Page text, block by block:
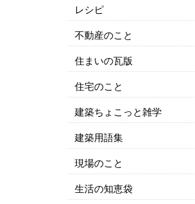
レシピ
不動産のこと
住まいの瓦版
住宅のこと
建築ちょこっと雑学
建築用語集
現場のこと
生活の知恵袋